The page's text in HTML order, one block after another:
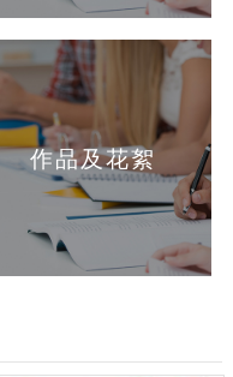
作品及花絮